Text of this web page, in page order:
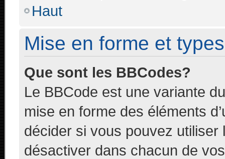
Haut
Mise en forme et
Que sont les BBCodes?
Le BBCode est une variante
mise en forme des éléments
décider si vous pouvez
désactiver dans chacun de